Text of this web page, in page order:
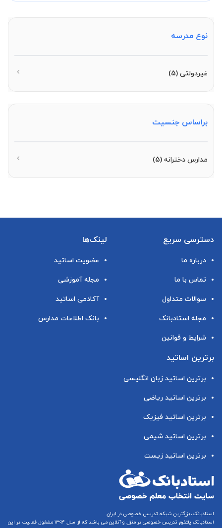
نوع مدرسه
غیردولتی (5)
براساس جنسیت
مدارس دخترانه (5)
دسترسی سریع
درباره ما
تماس با ما
سوالات متداول
مجله استادبانک
شرایط و قوانین
لینک‌ها
عضویت اساتید
مجله آموزشی
آکادمی اساتید
بانک اطلاعات مدارس
برترین اساتید
برترین اساتید زبان انگلیسی
برترین اساتید ریاضی
برترین اساتید فیزیک
برترین اساتید شیمی
برترین اساتید زیست
استادبانک، بزرگترین شبکه تدریس خصوصی در ایران
استادبانک پلتفرم تدریس خصوصی در منزل و آنلاین
می باشد که از سال ۱۳۹۴ مشغول فعالیت در این